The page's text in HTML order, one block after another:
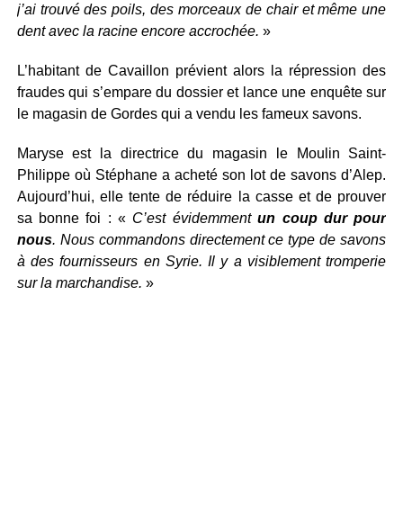
j’ai trouvé des poils, des morceaux de chair et même une
dent avec la racine encore accrochée. »
L’habitant de Cavaillon prévient alors la répression des
fraudes qui s’empare du dossier et lance une enquête sur
le magasin de Gordes qui a vendu les fameux savons.
Maryse est la directrice du magasin le Moulin Saint-
Philippe où Stéphane a acheté son lot de savons d’Alep.
Aujourd’hui, elle tente de réduire la casse et de prouver
sa bonne foi : « C’est évidemmentun coup dur pour
nous. Nous commandons directement ce type de savons
à des fournisseurs en Syrie. Il y a visiblement tromperie
sur la marchandise. »